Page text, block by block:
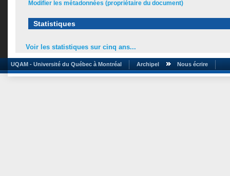
Modifier les métadonnées (propriétaire du document)
Statistiques
Voir les statistiques sur cinq ans...
UQAM - Université du Québec à Montréal Archipel Nous écrire